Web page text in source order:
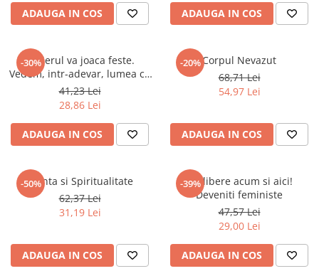
Carti pentru Adolescenti, Young
Adult
Crime, Thriller, Mistery
Literatura Romana
Literatura Universala
Romane de dragoste, Carti
Senzatii/Dragoste
Senzatii/Erotic
Senzatii/Suspans
Senzatii/Thriller
SF & Fantasy
ADAUGA IN COS ADAUGA IN COS
-30%
Creierul va joaca feste.
Vedem, intr-adevar, lumea cu
ochii nostri?
41,23 Lei
28,86 Lei
ADAUGA IN COS
-20%Corpul Nevazut
68,71 Lei
54,97 Lei
ADAUGA IN COS
-50%
Stiinta si Spiritualitate
62,37 Lei
31,19 Lei
ADAUGA IN COS
-39%
Fiti libere acum si aici!
Deveniti feministe
47,57 Lei
29,00 Lei
ADAUGA IN COS